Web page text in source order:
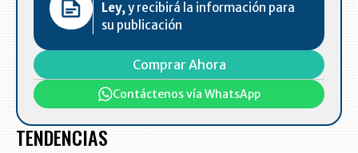
Ley,y recibirá la información para
su publicación
Comprar Ahora
Contáctenos vía WhatsApp
TENDENCIAS